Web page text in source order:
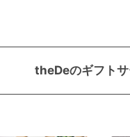
theDeのギフト